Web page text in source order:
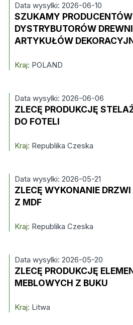
Data wysylki: 2026-06-10
SZUKAMY
DYSTRYBUTORÓW
ARTYKUŁÓW
Kraj: POLAND
Data wysylki: 2026-06-06
ZLECĘ PRODUKCJĘ
DO FOTELI
Kraj: Republika Czeska
Data wysylki: 2026-05-21
ZLECĘ WYKONANIE
Z MDF
Kraj: Republika Czeska
Data wysylki: 2026-05-20
ZLECĘ PRODUKCJĘ
MEBLOWYCH Z BUKU
Kraj: Litwa